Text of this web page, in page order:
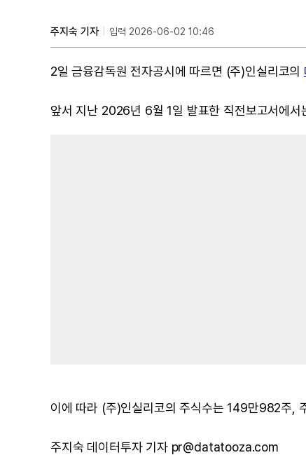
주지숙 기자 입력 2026-06-02 10:46
2일 금융감독원 전자공시에 따르면 (주)인실리코의
앞서 지난 2026년 6월 1일 발표한 직전보고서에
이에 따라 (주)인실리코의 주식수는 149만982주,
주지숙 데이터투자 기자 pr@datatooza.com